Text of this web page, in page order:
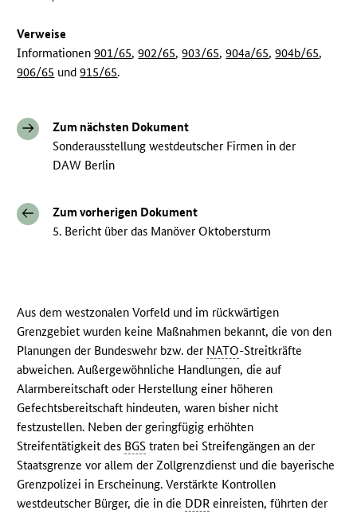
Verweise
Informationen901/65,902/65,903/65,904a/65,904b/65,
906/65 und915/65.
Zum nächsten Dokument
Sonderausstellung westdeutscher Firmen in der
DAW Berlin
Zum vorherigen Dokument
5. Bericht über das Manöver Oktobersturm
Aus dem westzonalen Vorfeld und im rückwärtigen
Grenzgebiet wurden keine Maßnahmen bekannt, die von den
Planungen der Bundeswehr bzw. der NATO-Streitkräfte
abweichen. Außergewöhnliche Handlungen, die auf
Alarmbereitschaft oder Herstellung einer höheren
Gefechtsbereitschaft hindeuten, waren bisher nicht
festzustellen. Neben der geringfügig erhöhten
Streifentätigkeit des BGS traten bei Streifengängen an der
Staatsgrenze vor allem der Zollgrenzdienst und die bayerische
Grenzpolizei in Erscheinung. Verstärkte Kontrollen
westdeutscher Bürger, die in die DDR einreisten, führten der